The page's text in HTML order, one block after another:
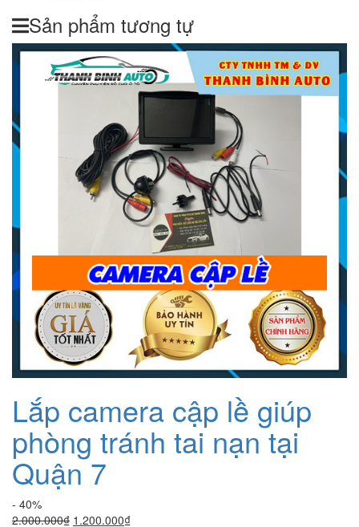
Sản phẩm tương tự
Lắp camera cập lề giúp
phòng tránh tai nạn tại
Quận 7
- 40%
2.000.000₫ Giá
1.200.000₫Giá